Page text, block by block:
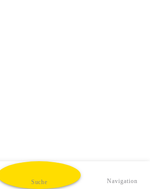
Suche Navigation